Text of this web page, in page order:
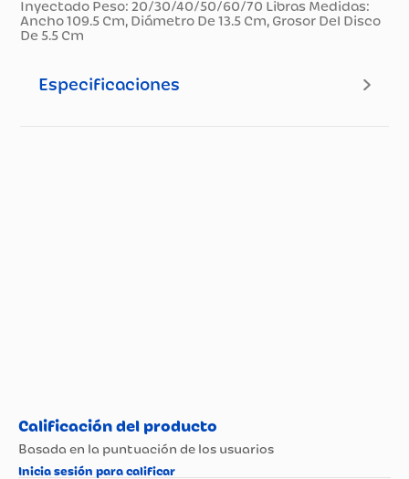
Inyectado Peso: 20/30/40/50/60/70 Libras Medidas:
Ancho 109.5 Cm, Diámetro De 13.5 Cm, Grosor Del Disco
De 5.5 Cm
Especificaciones
Nombre del
Fabricante y /o
Importador